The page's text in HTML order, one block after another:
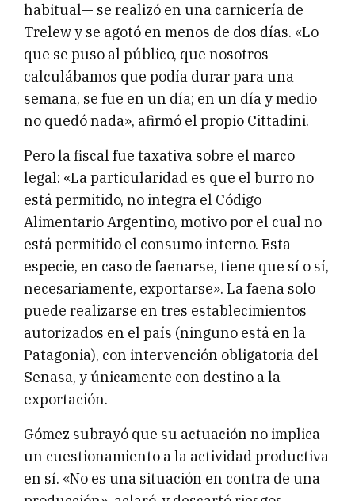
habitual— se realizó en una carnicería de
Trelew y se agotó en menos de dos días. «Lo
que se puso al público, que nosotros
calculábamos que podía durar para una
semana, se fue en un día; en un día y medio
no quedó nada», afirmó el propio Cittadini.
Pero la fiscal fue taxativa sobre el marco
legal: «La particularidad es que el burro no
está permitido, no integra el Código
Alimentario Argentino, motivo por el cual no
está permitido el consumo interno. Esta
especie, en caso de faenarse, tiene que sí o sí,
necesariamente, exportarse». La faena solo
puede realizarse en tres establecimientos
autorizados en el país (ninguno está en la
Patagonia), con intervención obligatoria del
Senasa, y únicamente con destino a la
exportación.
Gómez subrayó que su actuación no implica
un cuestionamiento a la actividad productiva
en sí. «No es una situación en contra de una